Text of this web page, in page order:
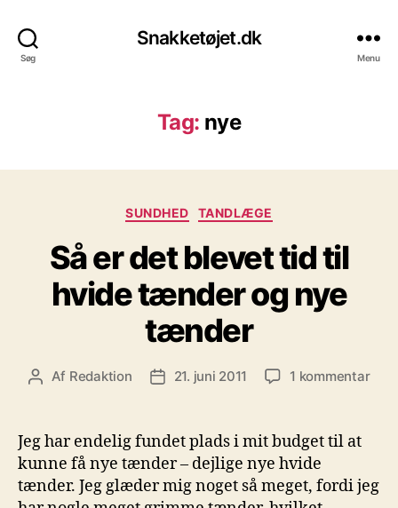
Søg
Snakketøjet.dk
Menu
Tag: nye
Kategorier
SUNDHED TANDLÆGE
Så er det blevet tid til
hvide tænder og nye
tænder
Indlægsforfatter
Af Redaktion Indlægsdato
21. juni 2011 1 kommentartil
til
Jeg har endelig fundet plads i mit budget til at
kunne få nye tænder – dejlige nye hvide
tænder. Jeg glæder mig noget så meget, fordi jeg